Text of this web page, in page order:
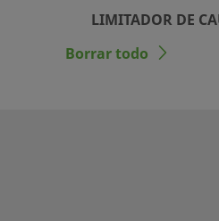
No
LIMITADOR DE
Borrar todo